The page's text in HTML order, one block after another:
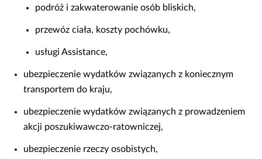
podróż i zakwaterowanie osób bliskich,
przewóz ciała, koszty pochówku,
usługi Assistance,
ubezpieczenie wydatków związanych z koniecznym
transportem do kraju,
ubezpieczenie wydatków związanych z prowadzeniem
akcji poszukiwawczo-ratowniczej,
ubezpieczenie rzeczy osobistych,